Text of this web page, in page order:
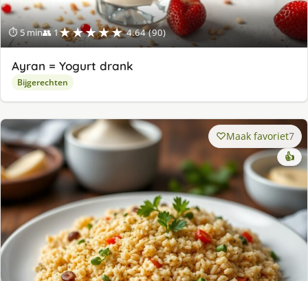
⏱ 5 min👥 1★★★★★ 4.64 (90)
Ayran = Yogurt drank
Bijgerechten
Maak favoriet7
👍